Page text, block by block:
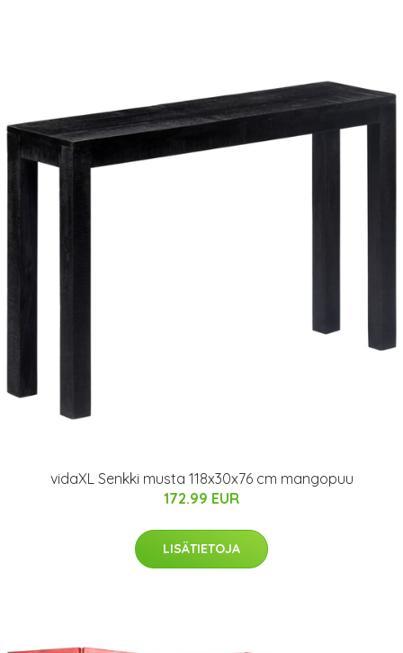
vidaXL Senkki musta 118x30x76 cm mangopuu
172.99 EUR
LISÄTIETOJA